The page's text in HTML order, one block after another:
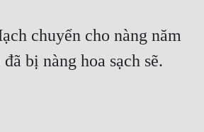
chuyển cho nàng năm
bị nàng hoa sạch sẽ.